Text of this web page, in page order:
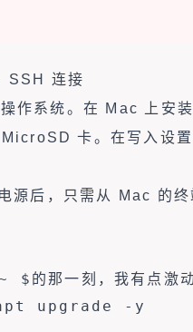
连接
作系统。在 Mac 上安
卡。在写入设
源后，只需从 Mac 的终
$ 的那一刻，我有点激
upgrade -y